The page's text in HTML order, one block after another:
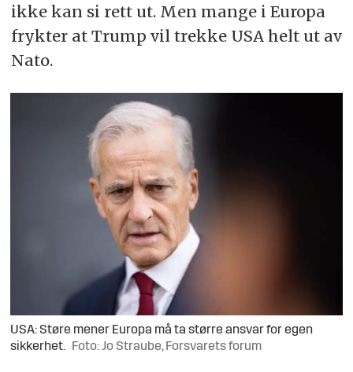
ikke kan si rett ut. Men mange i Europa
frykter at Trump vil trekke USA helt ut av
Nato.
USA: Støre mener Europa må ta større ansvar for egen
sikkerhet. Foto: Jo Straube, Forsvarets forum